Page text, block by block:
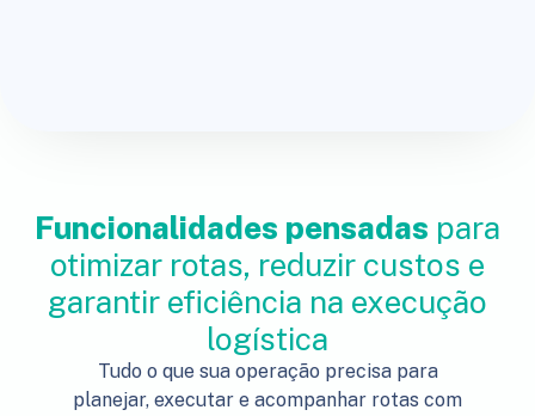
Funcionalidades pensadas para
otimizar rotas, reduzir custos e
garantir eficiência na execução
logística
Tudo o que sua operação precisa para
planejar, executar e acompanhar rotas com